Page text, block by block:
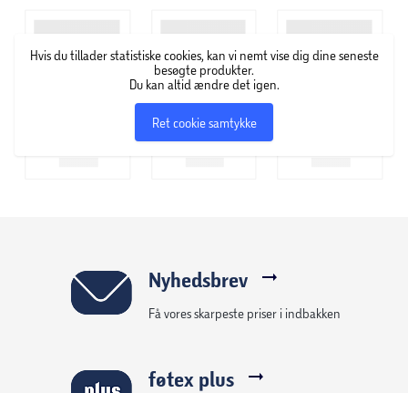
Hvis du tillader statistiske cookies, kan vi nemt vise dig dine seneste
besøgte produkter.
Du kan altid ændre det igen.
Ret cookie samtykke
Nyhedsbrev
Få vores skarpeste priser i indbakken
føtex plus